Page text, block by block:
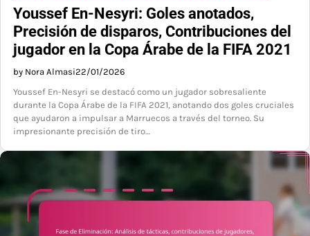
Youssef En-Nesyri: Goles anotados,
Precisión de disparos, Contribuciones del
jugador en la Copa Árabe de la FIFA 2021
by Nora Almasi22/01/2026
Youssef En-Nesyri se destacó como un jugador sobresaliente
durante la Copa Árabe de la FIFA 2021, anotando dos goles cruciales
que ayudaron a impulsar a Marruecos a través del torneo. Su
impresionante precisión de tiro…